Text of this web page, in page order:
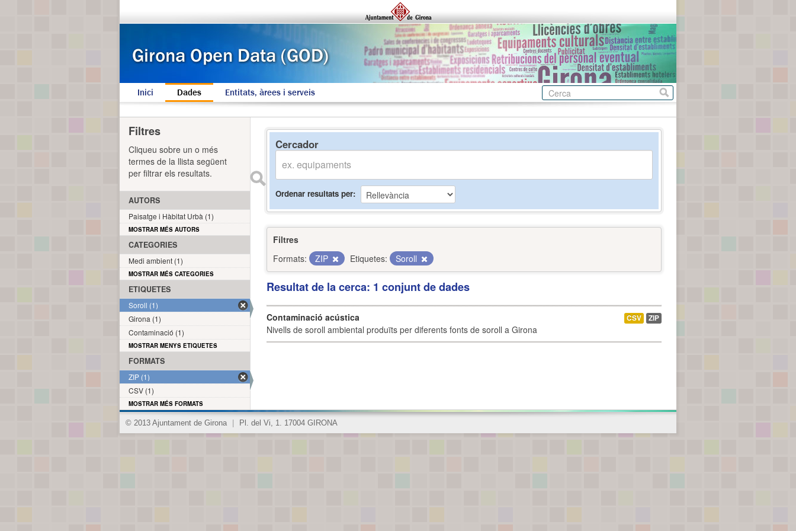
Inici Dades Entitats, àrees i serveis
Cercador
Ordenar resultats per
Filtres
Formats:
ZIP Etiquetes: Soroll
Resultat de la cerca: 1 conjunt de dades
Contaminació acústica
Nivells de soroll ambiental produïts per diferents fonts de soroll a Girona
CSV ZIP
Filtres
Cliqueu sobre un o més
termes de la llista següent
per filtrar els resultats.
AUTORS
Paisatge i Hàbitat Urbà (1)
MOSTRAR MÉS AUTORS
CATEGORIES
Medi ambient (1)
MOSTRAR MÉS CATEGORIES
ETIQUETES
Soroll (1)
Girona (1)
Contaminació (1)
MOSTRAR MENYS ETIQUETES
FORMATS
ZIP (1)
CSV (1)
MOSTRAR MÉS FORMATS
© 2013 Ajuntament de Girona Pl. del Vi, 1. 17004 GIRONA